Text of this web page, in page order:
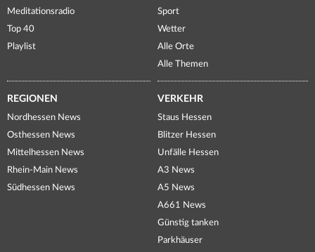
Meditationsradio
Top 40
Playlist
Sport
Wetter
Alle Orte
Alle Themen
REGIONEN
Nordhessen News
Osthessen News
Mittelhessen News
Rhein-Main News
Südhessen News
VERKEHR
Staus Hessen
Blitzer Hessen
Unfälle Hessen
A3 News
A5 News
A661 News
Günstig tanken
Parkhäuser